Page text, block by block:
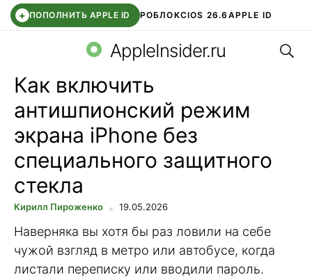
+ ПОПОЛНИТЬ APPLE ID РОБЛОКСIOS 26.6 APPLE ID
WHATSAPP DDE STOREAPP STOREOZON БАНК
AppleInsider.ru
Как включить
антишпионский режим
экрана iPhone без
специального защитного
стекла
Кирилл Пироженко 19.05.2026
Наверняка вы хотя бы раз ловили на себе
чужой взгляд в метро или автобусе, когда
листали переписку или вводили пароль.